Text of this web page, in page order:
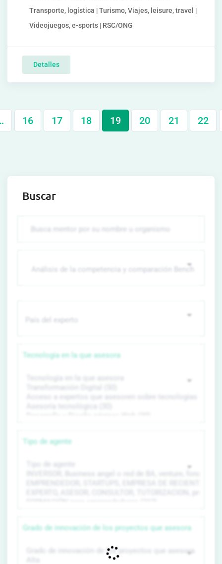
Transporte, logística | Turismo, Viajes, leisure, travel |
Videojuegos, e-sports | RSC/ONG
Detalles
16 17 18 19 20 21 22
Buscar
Tecnología en la que asesora
Tipo de agente
Grado de innovación de los proyectos que asesora